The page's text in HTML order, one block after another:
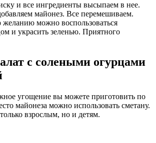
и все ингредиенты высыпаем в нее.
майонез. Все перемешиваем.
желанию можно воспользоваться
и украсить зеленью. Приятного
с солеными огурцами
угощение вы можете приготовить по
майонеза можно использовать сметану.
взрослым, но и детям.